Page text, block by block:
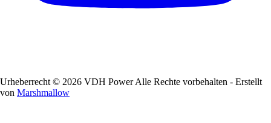
Urheberrecht © 2026 VDH Power Alle Rechte vorbehalten - Erstellt
von Marshmallow